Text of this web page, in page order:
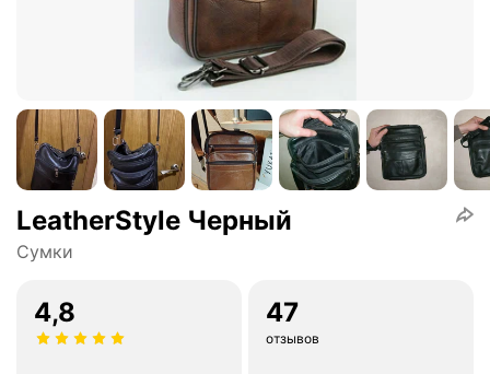
LeatherStyle Черный
Сумки
4,8 47
отзывов